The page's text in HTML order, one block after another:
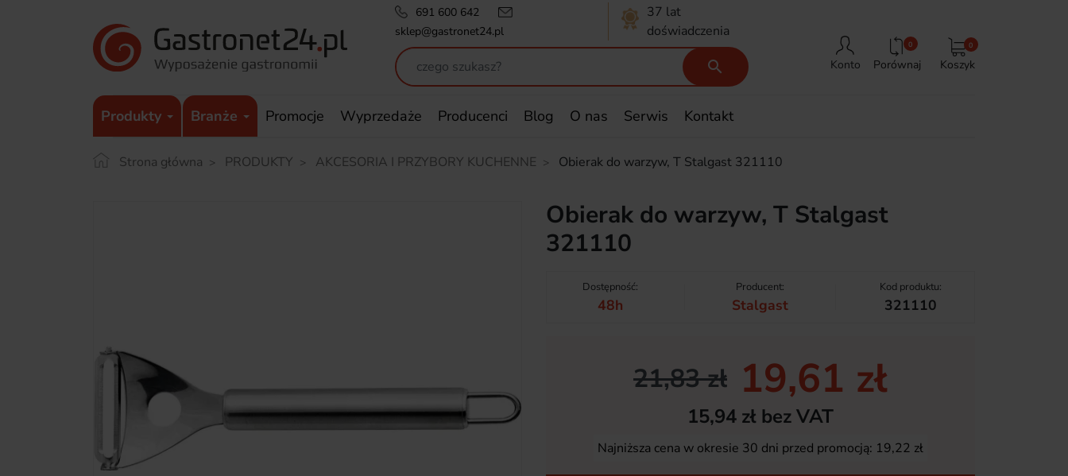
691 600 642
sklep@gastronet24.pl
37 lat
doświadczenia
 Konto
0
Porównaj Koszyk
0
Produkty Branże Promocje Wyprzedaże Producenci Blog O nas Serwis Kontakt
Strona główna PRODUKTY AKCESORIA I PRZYBORY KUCHENNE Obierak do warzyw, T Stalgast 321110
Obierak do warzyw, T Stalgast
321110
Dostępność:
48h
Producent:
Stalgast
Kod produktu:
321110
21,83 zł 19,61 zł
15,94 zł bez VAT
Najniższa cena w okresie 30 dni przed promocją: 19,22 zł